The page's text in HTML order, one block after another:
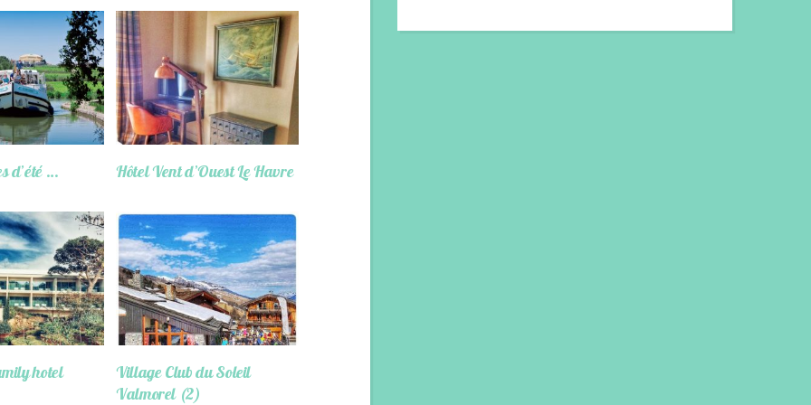
d’été … Hôtel Vent d’Ouest Le Havre
hotel
Village Club du Soleil
Valmorel (2)